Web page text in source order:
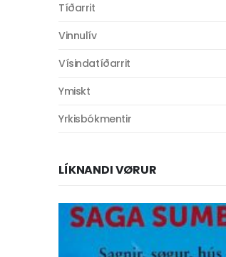
Tíðarrit
Vinnulív
Vísindatíðarrit
Ymiskt
Yrkisbókmentir
LÍKNANDI VØRUR